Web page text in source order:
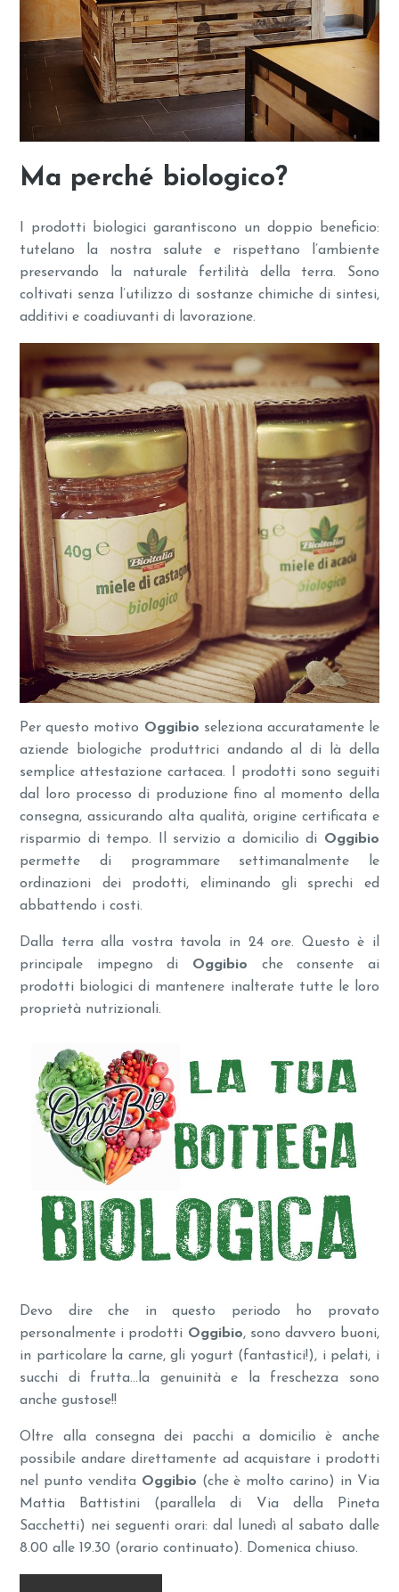
Ma perché biologico?
I prodotti biologici garantiscono un doppio beneficio:
tutelano la nostra salute e rispettano l’ambiente
preservando la naturale fertilità della terra. Sono
coltivati senza l’utilizzo di sostanze chimiche di sintesi,
additivi e coadiuvanti di lavorazione.
Per questo motivo Oggibio seleziona accuratamente le
aziende biologiche produttrici andando al di là della
semplice attestazione cartacea. I prodotti sono seguiti
dal loro processo di produzione fino al momento della
consegna, assicurando alta qualità, origine certificata e
risparmio di tempo. Il servizio a domicilio di Oggibio
permette di programmare settimanalmente le
ordinazioni dei prodotti, eliminando gli sprechi ed
abbattendo i costi.
Dalla terra alla vostra tavola in 24 ore. Questo è il
principale impegno di Oggibio che consente ai
prodotti biologici di mantenere inalterate tutte le loro
proprietà nutrizionali.
Devo dire che in questo periodo ho provato
personalmente i prodotti Oggibio, sono davvero buoni,
in particolare la carne, gli yogurt (fantastici!), i pelati, i
succhi di frutta…la genuinità e la freschezza sono
anche gustose!!
Oltre alla consegna dei pacchi a domicilio è anche
possibile andare direttamente ad acquistare i prodotti
nel punto vendita Oggibio (che è molto carino) in Via
Mattia Battistini (parallela di Via della Pineta
Sacchetti) nei seguenti orari: dal lunedì al sabato dalle
8.00 alle 19.30 (orario continuato). Domenica chiuso.